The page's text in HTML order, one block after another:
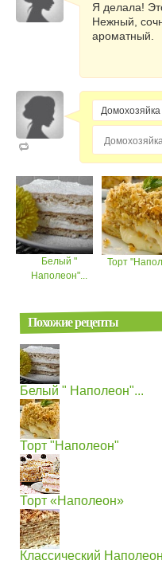
Я делала!
Нежный,
ароматный.
Белый "
Наполеон"...
Торт
Похожие рецепты
Белый " Наполеон"...
Торт "Наполеон"
Торт «Наполеон»
Классический Наполеон